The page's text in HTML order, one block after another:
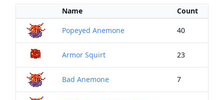
Name Count
Popeyed Anemone 40
Armor Squirt 23
Bad Anemone 7